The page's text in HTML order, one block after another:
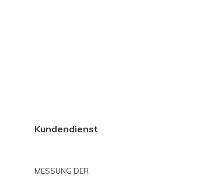
Kundendienst
MESSUNG DER